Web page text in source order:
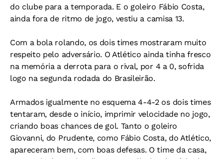
do clube para a temporada. E o goleiro Fábio Costa,
ainda fora de ritmo de jogo, vestiu a camisa 13.
Com a bola rolando, os dois times mostraram muito
respeito pelo adversário. O Atlético ainda tinha fresco
na memória a derrota para o rival, por 4 a 0, sofrida
logo na segunda rodada do Brasileirão.
Armados igualmente no esquema 4-4-2 os dois times
tentaram, desde o início, imprimir velocidade no jogo,
criando boas chances de gol. Tanto o goleiro
Giovanni, do Prudente, como Fábio Costa, do Atlético,
apareceram bem, com boas defesas. O time da casa,